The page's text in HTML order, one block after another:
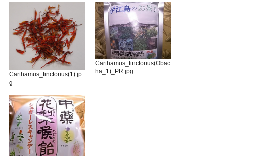
Carthamus_tinctorius(1).jp
g
Carthamus_tinctorius(Obac
ha_1)_PR.jpg